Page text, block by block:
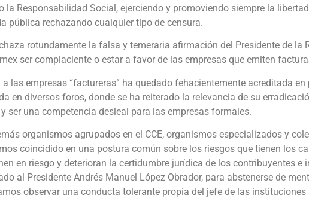
la Responsabilidad Social, ejerciendo y promoviendo siempre la
pública rechazando cualquier tipo de censura.
rotundamente la falsa y temeraria afirmación del Presidente de la
ser complaciente o estar a favor de las empresas que emiten
las empresas “factureras” ha quedado fehacientemente acreditada
en diversos foros, donde se ha reiterado la relevancia de su
ser una competencia desleal para las empresas formales.
organismos agrupados en el CCE, organismos especializados y
coincidido en una postura común sobre los riesgos que tienen los
en riesgo y deterioran la certidumbre jurídica de los contribuyentes e
al Presidente Andrés Manuel López Obrador, para abstenerse de
observar una conducta tolerante propia del jefe de las